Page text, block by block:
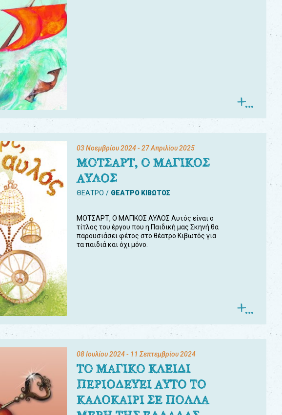
03 Νοεμβρίου 2024- 27 Απριλίου 2025
ΜΟΤΣΑΡΤ, Ο ΜΑΓΙΚΟΣ
ΑΥΛΟΣ
ΘΕΑΤΡΟ ΘΕΑΤΡΟ ΚΙΒΩΤΟΣ
ΜΟΤΣΑΡΤ, Ο ΜΑΓΙΚΟΣ ΑΥΛΟΣ Αυτός είναι ο
τίτλος του έργου που η Παιδική μας Σκηνή θα
παρουσιάσει φέτος στο θέατρο Κιβωτός για
τα παιδιά και όχι μόνο.
08 Ιουλίου 2024- 11 Σεπτεμβρίου 2024
ΤΟ ΜΑΓΙΚΟ ΚΛΕΙΔΙ
ΠΕΡΙΟΔΕΥΕΙ ΑΥΤΟ ΤΟ
ΚΑΛΟΚΑΙΡΙ ΣΕ ΠΟΛΛΑ